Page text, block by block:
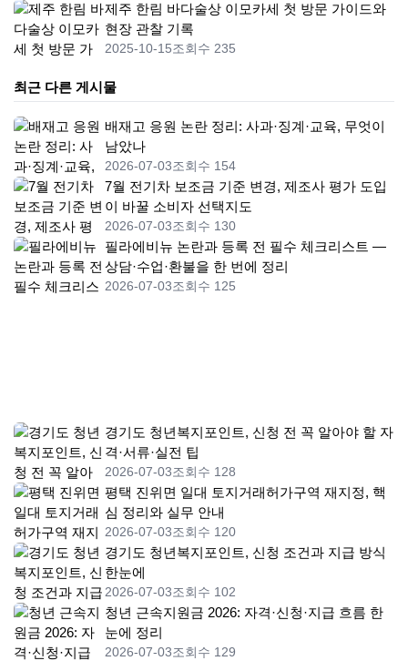
제주 한림 바다술상 이모카세 첫 방문 가이드와
현장 관찰 기록
2025-10-15조회수 235
최근 다른 게시물
배재고 응원 논란 정리: 사과·징계·교육, 무엇이
남았나
2026-07-03조회수 154
7월 전기차 보조금 기준 변경, 제조사 평가 도입
이 바꿀 소비자 선택지도
2026-07-03조회수 130
필라에비뉴 논란과 등록 전 필수 체크리스트 —
상담·수업·환불을 한 번에 정리
2026-07-03조회수 125
경기도 청년복지포인트, 신청 전 꼭 알아야 할 자
격·서류·실전 팁
2026-07-03조회수 128
평택 진위면 일대 토지거래허가구역 재지정, 핵
심 정리와 실무 안내
2026-07-03조회수 120
경기도 청년복지포인트, 신청 조건과 지급 방식
한눈에
2026-07-03조회수 102
청년 근속지원금 2026: 자격·신청·지급 흐름 한
눈에 정리
2026-07-03조회수 129